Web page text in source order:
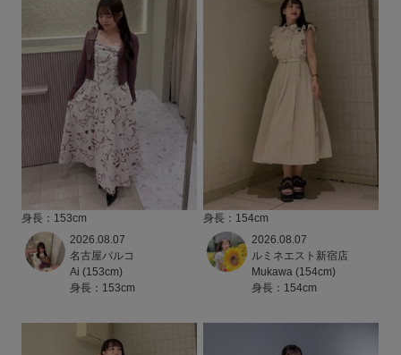
身長：153cm
2026.08.07
名古屋パルコ
Ai (153cm)
身長：153cm
身長：154cm
2026.08.07
ルミネエスト新宿店
Mukawa (154cm)
身長：154cm